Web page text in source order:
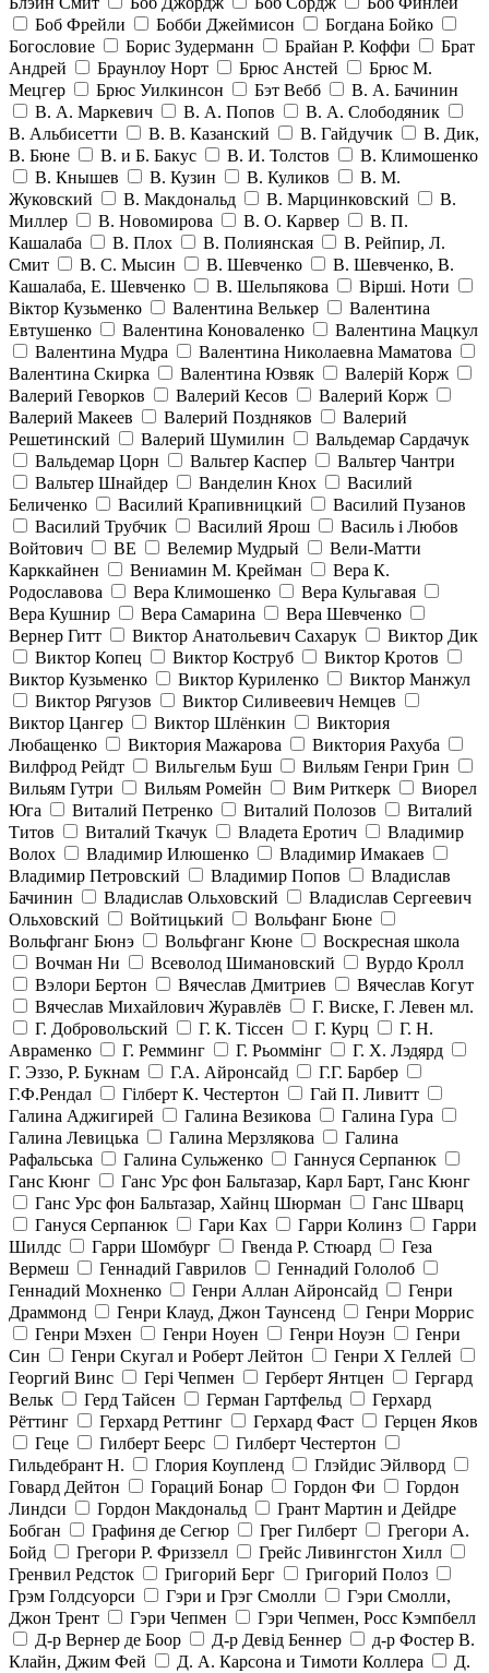
Боб Фрейли
Бобби Джеймисон
Богдана Бойко
Богословие
Борис Зудерманн Брайан Р. Коффи
Брат
Андрей
Браунлоу Норт Брюс Анстей
Брюс М.
Мецгер
Брюс Уилкинсон Бэт Вебб
В. А. Бачинин
В. А. Маркевич
В. А. Попов
В. А. Слободяник
В. Альбисетти
В. В. Казанский В. Гайдучик
В. Дик,
В. Бюне
В. и Б. Бакус В. И. Толстов
В. Климошенко
В. Кнышев
В. Кузин В. Куликов
В. М.
Жуковский
В. Макдональд В. Марцинковский
В.
Миллер
В. Новомирова В. О. Карвер
В. П.
Кашалаба
В. Плох В. Полиянская
В. Рейпир, Л.
Смит
В. С. Мысин В. Шевченко
В. Шевченко, В.
Кашалаба, Е. Шевченко
В. Шельпякова
Вiршi. Ноти
Віктор Кузьменко
Валентина Велькер
Валентина
Евтушенко
Валентина Коноваленко
Валентина Мацкул
Валентина Мудра
Валентина Николаевна Маматова
Валентина Скирка
Валентина Юзвяк
Валерій Корж
Валерий Геворков
Валерий Кесов
Валерий Корж
Валерий Макеев
Валерий Поздняков
Валерий
Решетинский
Валерий Шумилин
Вальдемар Сардачук
Вальдемар Цорн
Вальтер Каспер
Вальтер Чантри
Вальтер Шнайдер
Ванделин Кнох
Василий
Беличенко
Василий Крапивницкий
Василий Пузанов
Василий Трубчик
Василий Ярош
Василь і Любов
Войтович
ВЕ Велемир Мудрый
Вели-Матти
Карккайнен
Вениамин М. Крейман
Вера К.
Родославова
Вера Климошенко
Вера Кульгавая
Вера Кушнир
Вера Самарина
Вера Шевченко
Вернер Гитт
Виктор Анатольевич Сахарук
Виктор Дик
Виктор Копец
Виктор Коструб
Виктор Кротов
Виктор Кузьменко
Виктор Куриленко
Виктор Манжул
Виктор Рягузов
Виктор Силивеевич Немцев
Виктор Цангер
Виктор Шлёнкин
Виктория
Любащенко
Виктория Мажарова
Виктория Рахуба
Вилфрод Рейдт
Вильгельм Буш
Вильям Генри Грин
Вильям Гутри
Вильям Ромейн Вим Риткерк
Виорел
Юга
Виталий Петренко Виталий Полозов
Виталий
Титов
Виталий Ткачук Владета Еротич
Владимир
Волох
Владимир Илюшенко
Владимир Имакаев
Владимир Петровский
Владимир Попов
Владислав
Бачинин
Владислав Ольховский
Владислав Сергеевич
Ольховский
Войтицький
Вольфанг Бюне
Вольфганг Бюнэ
Вольфганг Кюне
Воскресная школа
Вочман Ни
Всеволод Шимановский
Вурдо Кролл
Вэлори Бертон
Вячеслав Дмитриев
Вячеслав Когут
Вячеслав Михайлович Журавлёв
Г. Виске, Г. Левен мл.
Г. Добровольский
Г. К. Тiссен Г. Курц
Г. Н.
Авраменко
Г. Ремминг Г. Рьоммінг
Г. Х. Лэдярд
Г. Эззо, Р. Букнам
Г.А. Айронсайд
Г.Г. Барбер
Г.Ф.Рендал
Гілберт К. Честертон
Гай П. Ливитт
Галина Аджигирей
Галина Везикова
Галина Гура
Галина Левицька
Галина Мерзлякова
Галина
Рафальська
Галина Сульженко
Ганнуся Серпанюк
Ганс Кюнг
Ганс Урс фон Бальтазар, Карл Барт, Ганс Кюнг
Ганс Урс фон Бальтазар, Хайнц Шюрман
Ганс Шварц
Гануся Серпанюк
Гари Ках Гарри Колинз
Гарри
Шилдс
Гарри Шомбург Гвенда Р. Стюард
Геза
Вермеш
Геннадий Гаврилов
Геннадий Гололоб
Геннадий Мохненко
Генри Аллан Айронсайд
Генри
Драммонд
Генри Клауд, Джон Таунсенд
Генри Моррис
Генри Мэхен
Генри Ноуен Генри Ноуэн
Генри
Син
Генри Скугал и Роберт Лейтон
Генри Х Геллей
Георгий Винс
Гері Чепмен Герберт Янтцен
Гергард
Вельк
Герд Тайсен Герман Гартфельд
Герхард
Рёттинг
Герхард Реттинг Герхард Фаст
Герцен Яков
Геце
Гилберт Беерс
Гилберт Честертон
Гильдебрант Н.
Глория Коупленд
Глэйдис Эйлворд
Говард Дейтон
Гораций Бонар Гордон Фи
Гордон
Линдси
Гордон Макдональд
Грант Мартин и Дейдре
Бобган
Графиня де Сегюр Грег Гилберт
Грегори А.
Бойд
Грегори Р. Фриззелл
Грейс Ливингстон Хилл
Гренвил Редсток
Григорий Берг
Григорий Полоз
Грэм Голдсуорси
Гэри и Грэг Смолли
Гэри Смолли,
Джон Трент
Гэри Чепмен
Гэри Чепмен, Росс Кэмпбелл
Д-р Вернер де Боор
Д-р Девід Беннер
д-р Фостер В.
Клайн, Джим Фей
Д. А. Карсона и Тимоти Коллера
Д.